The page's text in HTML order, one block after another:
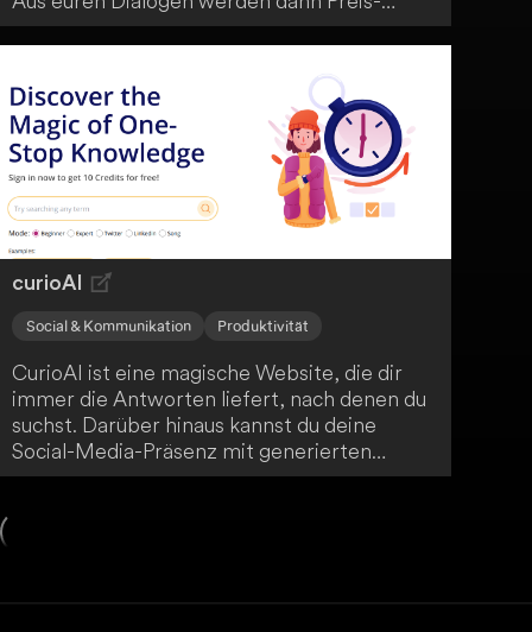
Karten generiert. Talkie ist ideal für dich,
wenn du Spaß, Unterhaltung und dauerhafte
Bindungen mit virtuellen Charakteren suchst.
curioAI
Social & Kommunikation Produktivität
CurioAI ist eine magische Website, die dir
immer die Antworten liefert, nach denen du
suchst. Darüber hinaus kannst du deine
Social-Media-Präsenz mit generierten
Tweets und LinkedIn-Posts verbessern und